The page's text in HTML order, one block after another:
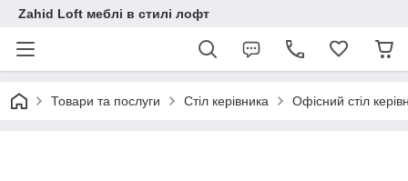
Zahid Loft меблі в стилі лофт
Товари та послуги Стіл керівника Офісний стіл